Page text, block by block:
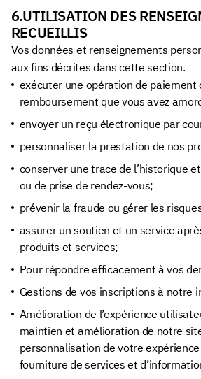
6.UTILISATION DES
RECUEILLIS
Vos données et renseignements
aux fins décrites dans cette section.
exécuter une opération de paiement
remboursement que vous avez
envoyer un reçu électronique par
personnaliser la prestation de nos
conserver une trace de l’historique
ou de prise de rendez-vous;
prévenir la fraude ou gérer les
assurer un soutien et un service
produits et services;
Pour répondre efficacement à vos
Gestions de vos inscriptions à notre
Amélioration de l’expérience
maintien et amélioration de notre
personnalisation de votre
fourniture de services et